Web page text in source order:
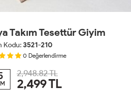
Takım Tesettür Giyim
Kodu:3521-210
0 Değerlendirme
2,948.82 TL
2,499TL